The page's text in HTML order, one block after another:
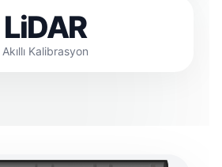
LiDAR
Akıllı Kalibrasyon